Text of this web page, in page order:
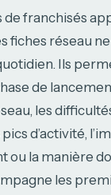
de franchisés
fiches réseau
Ils
de
les
d’activité,
ou la manière
les